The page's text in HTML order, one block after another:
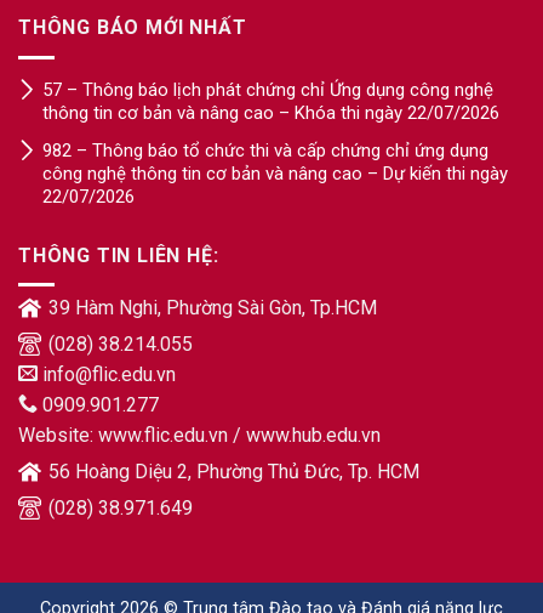
THÔNG BÁO MỚI NHẤT
57 – Thông báo lịch phát chứng chỉ Ứng dụng công nghệ
thông tin cơ bản và nâng cao – Khóa thi ngày 22/07/2026
982 – Thông báo tổ chức thi và cấp chứng chỉ ứng dụng
công nghệ thông tin cơ bản và nâng cao – Dự kiến thi ngày
22/07/2026
THÔNG TIN LIÊN HỆ:
39 Hàm Nghi, Phường Sài Gòn, Tp.HCM
(028) 38.214.055
info@flic.edu.vn
0909.901.277
Website: www.flic.edu.vn / www.hub.edu.vn
56 Hoàng Diệu 2, Phường Thủ Đức, Tp. HCM
(028) 38.971.649
Copyright 2026 © Trung tâm Đào tạo và Đánh giá năng lực